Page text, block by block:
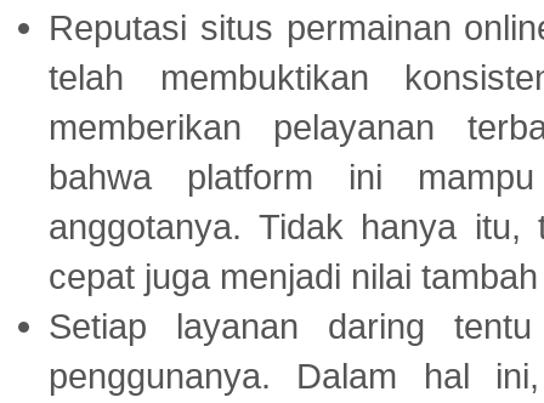
Reputasi situs permainan
telah membuktikan
memberikan pelayanan
bahwa platform ini
anggotanya. Tidak hanya
cepat juga menjadi nilai
Setiap layanan daring
penggunanya. Dalam hal